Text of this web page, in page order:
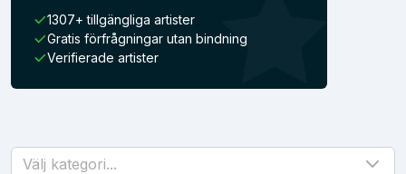
1307+ tillgängliga artister
Gratis förfrågningar utan bindning
Verifierade artister
Välj kategori...